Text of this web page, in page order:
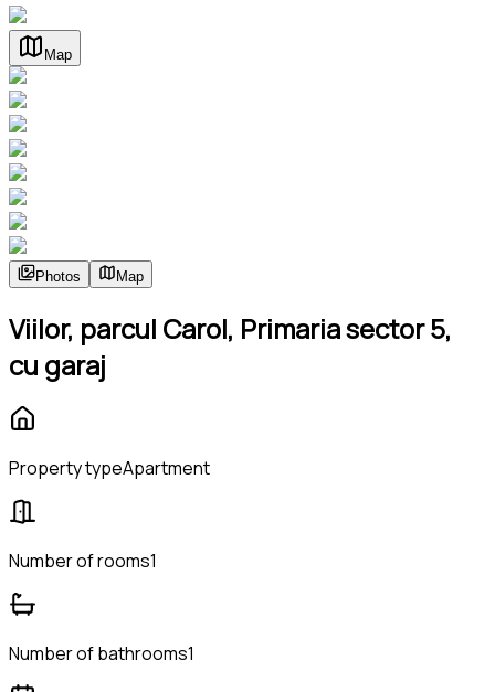
Map
Photos Map
Viilor, parcul Carol, Primaria sector 5,
cu garaj
Property typeApartment
Number of rooms1
Number of bathrooms1